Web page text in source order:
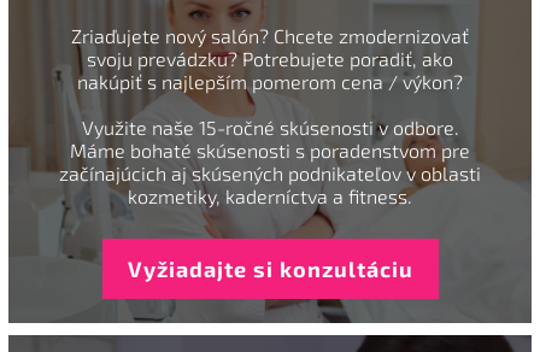
Zriaďujete nový salón? Chcete zmodernizovať
svoju prevádzku? Potrebujete poradiť, ako
nakúpiť s najlepším pomerom cena / výkon?
Využite naše 15-ročné skúsenosti v odbore.
Máme bohaté skúsenosti s poradenstvom pre
začínajúcich aj skúsených podnikateľov v oblasti
kozmetiky, kaderníctva a fitness.
Vyžiadajte si konzultáciu